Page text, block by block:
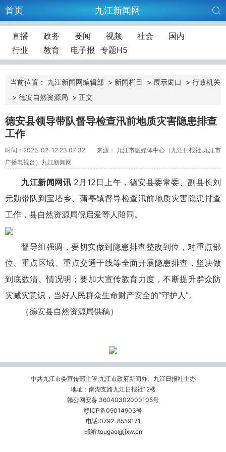
首页 九江新闻网
直播 政务 要闻 视频 社会
国内
行业
教育 电子报 专题H5
当前位置： 九江新闻网编辑部 > 新闻栏目 > 展示窗口 > 行政机关
> 德安自然资源局 > 正文
德安县领导带队督导检查汛前地质灾害隐患排查
工作
时间：2025-02-12 23:07:32
来源： 九江市融媒体中心（九江日报社 九江市
广播电视台）九江新闻网
九江新闻网讯 2月12日上午，德安县委常委、副县长刘
元勋带队到宝塔乡、蒲亭镇督导检查汛前地质灾害隐患排查
工作，县自然资源局倪启爱等人陪同。
督导组强调，要切实做到隐患排查整改到位，对重点部
位、重点区域、重点交通干线等全面开展隐患排查，坚决做
到底数清、情况明；要加大宣传教育力度，不断提升群众防
灾减灾意识，当好人民群众生命财产安全的“守护人”。
（德安县自然资源局供稿）
中共九江市委宣传部主管 九江市政府新闻办、九江日报社主办
地址：南湖支路九江日报社12楼
赣公网安备 36040302000105号
赣ICP备09014903号
电话:0792-8559171
邮箱:tougao@jjxw.cn